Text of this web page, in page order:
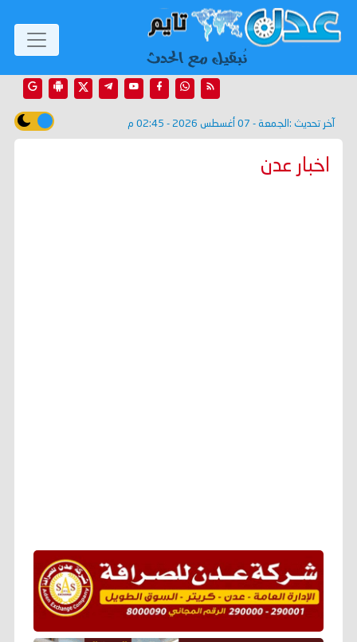
آخر تحديث : الجمعة - 07 أغسطس 2026 - 02:45 م
اخبار عدن